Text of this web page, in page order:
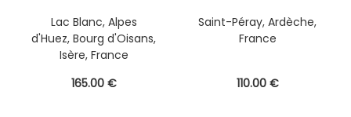
Lac Blanc, Alpes
d'Huez, Bourg d'Oisans,
Isère, France
165.00 €
Saint-Péray, Ardèche,
France
110.00 €